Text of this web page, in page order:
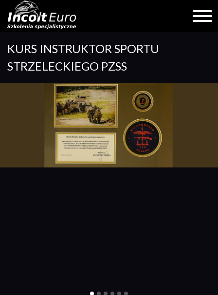
content
KURS INSTRUKTOR SPORTU
STRZELECKIEGO PZSS